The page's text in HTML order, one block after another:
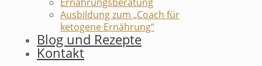
Ausbildung zum „Coach für
ketogene Ernährung“
Blog und Rezepte
Kontakt